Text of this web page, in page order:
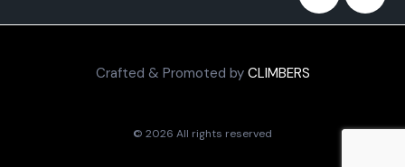
Crafted & Promoted by CLIMBERS
© 2026 All rights reserved​